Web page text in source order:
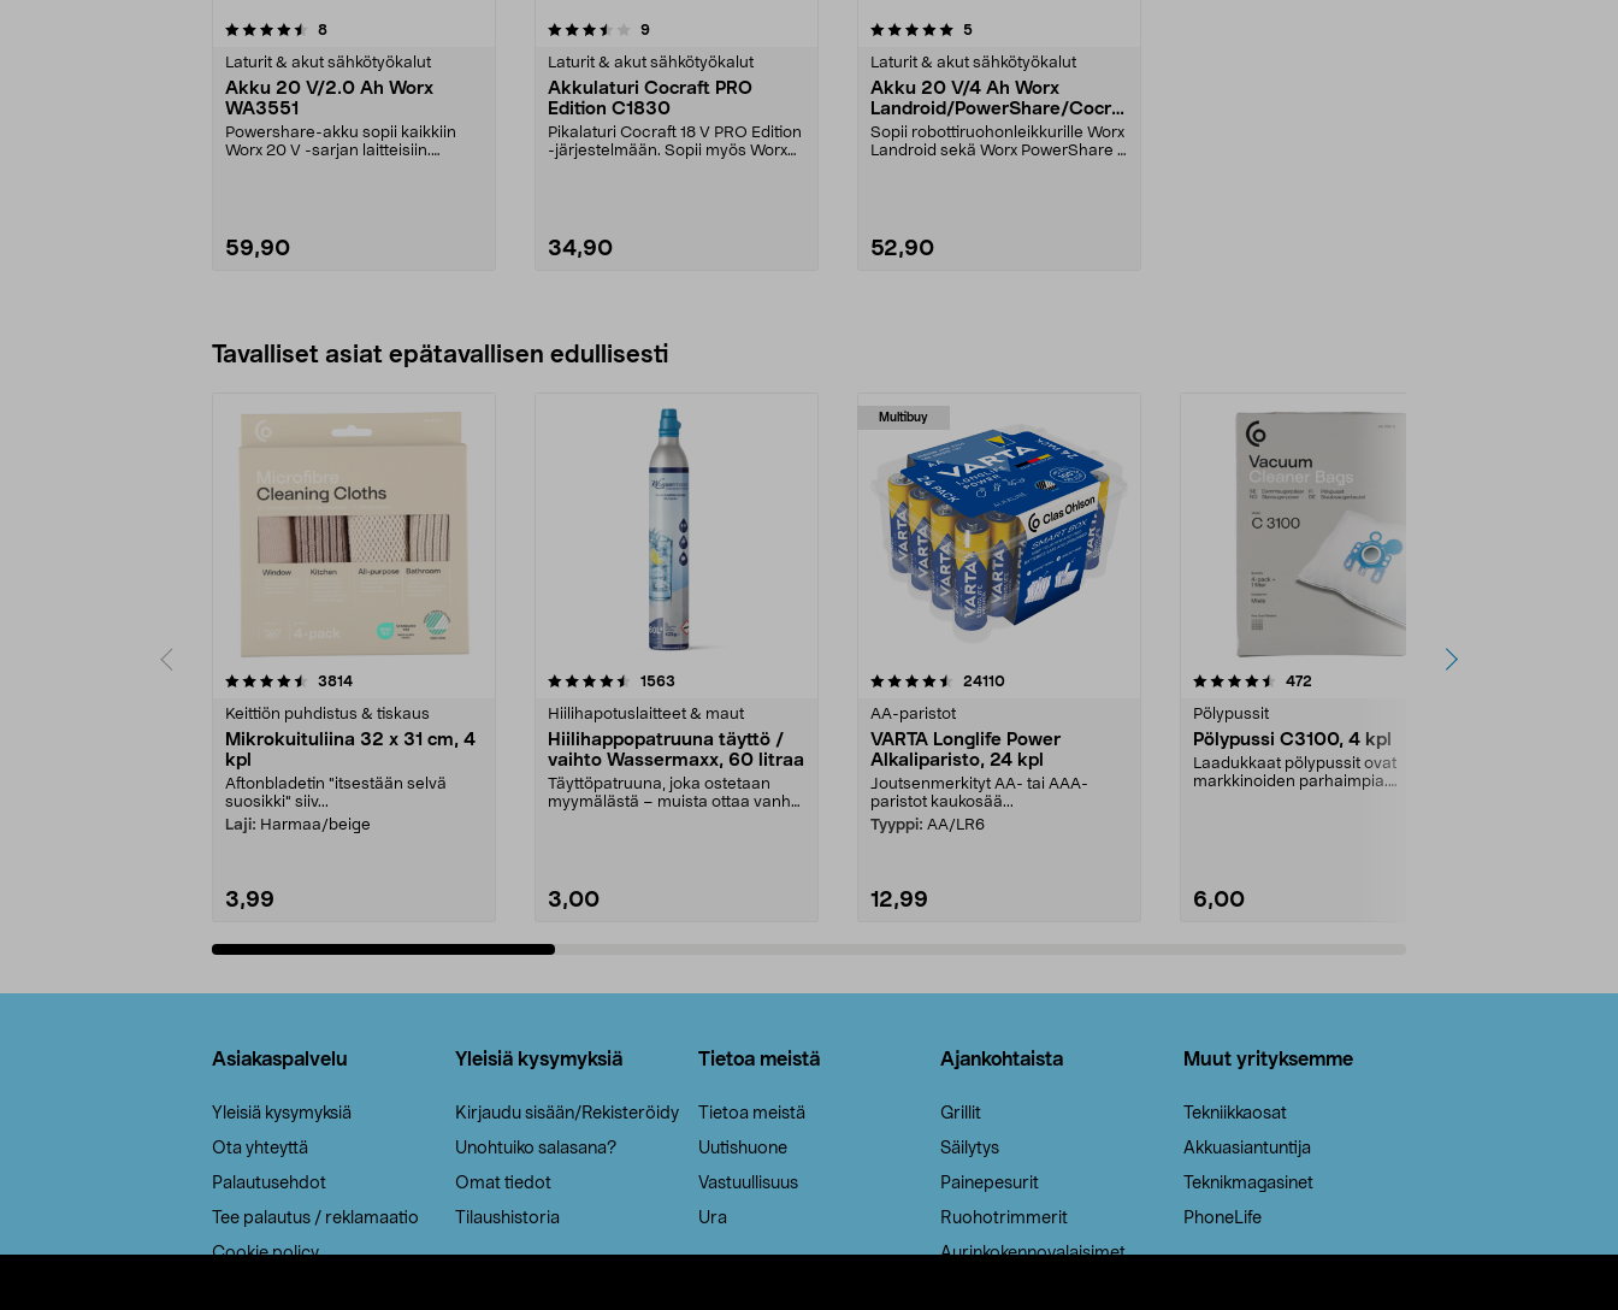
8arvostelut
Laturit & akut sähkötyökalut
Akku 20 V/2.0 Ah Worx
WA3551
Powershare-akku sopii kaikkiin
Worx 20 V -sarjan laitteisiin.
59,90
3.5viidestä
9arvostelut
Laturit & akut sähkötyökalut
Akkulaturi Cocraft PRO
Edition C1830
Pikalaturi Cocraft 18 V PRO Edition
-järjestelmään. Sopii myös Worx
34,90
5.0viidestä
5arvostelut
Laturit & akut sähkötyökalut
Akku 20 V/4 Ah Worx
Landroid/PowerShare/Cocra
ft PRO Edition
Sopii robottiruohonleikkurille Worx
Landroid sekä Worx PowerShare -
52,90
Tavalliset asiat epätavallisen edullisesti
3814arvostelut
Keittiön puhdistus & tiskaus
Mikrokuituliina 32 x 31 cm, 4
kpl
Aftonbladetin "itsestään selvä
suosikki" siiv...
Laji: Harmaa/beige
3,99
4.5viidestä
1563
Hiilihapotuslaitteet & maut
Hiilihappopatruuna täyttö /
vaihto Wassermaxx, 60 litraa
Täyttöpatruuna, joka ostetaan
myymälästä – muista ottaa vanha
3,00
Multibuy
4.5viidestä
24110arvostelut
AA-paristot
VARTA Longlife Power
Alkaliparisto, 24 kpl
Joutsenmerkityt AA- tai AAA-
paristot kaukosää...
Tyyppi: AA/LR6
12,99
4.5viidestä
472
Pölypussit
Pölypussi C3100, 4 kpl
Laadukkaat pölypussit ovat
markkinoiden parhaimpia.
6,00
4.5viidestä
Asiakaspalvelu
Yleisiä kysymyksiä
Ota yhteyttä
Palautusehdot
Tee palautus / reklamaatio
Cookie policy
Yleisiä kysymyksiä
Kirjaudu sisään/Rekisteröidy
Unohtuiko salasana?
Omat tiedot
Tilaushistoria
Tietoa meistä
Tietoa meistä
Uutishuone
Vastuullisuus
Ura
Ajankohtaista
Grillit
Säilytys
Painepesurit
Ruohotrimmerit
Aurinkokennovalaisimet
Muut yrityksemme
Tekniikkaosat
Akkuasiantuntija
Teknikmagasinet
PhoneLife